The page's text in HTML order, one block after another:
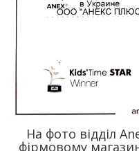
На фото відділ
фірмовому